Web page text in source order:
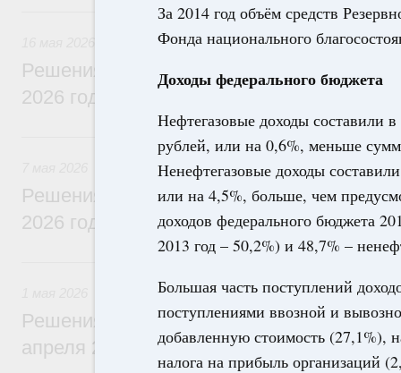
За 2014 год объём средств
Фонда национального
Доходы федерального бюджета
Нефтегазовые доходы составили
рублей, или на 0,6%, меньше
Ненефтегазовые доходы
или на 4,5%, больше, чем
доходов федерального бюджета
2013 год – 50,2%) и 48,7% –
Большая часть поступлений
поступлениями ввозной и
добавленную стоимость (27,1%),
налога на прибыль организаций
16 мая, суббота
Решения, принятые на заседании
2026 года
7 мая, четверг
Решения, принятые на заседании
2026 года
Решения, принятые на заседании
апреля 2026 года